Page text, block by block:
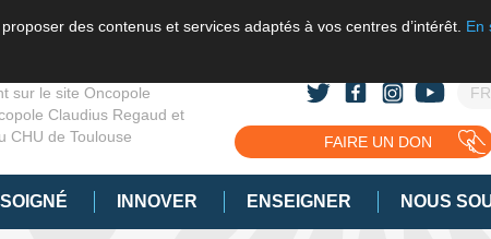
des contenus et services adaptés à vos centres d’intérêt. En
sur le site Oncopole
Claudius Regaud et
CHU de Toulouse
FR
FAIRE UN DON
INNOVER ENSEIGNER NOUS